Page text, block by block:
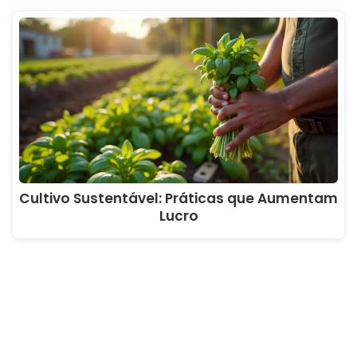
Cultivo Sustentável: Práticas que Aumentam
Lucro